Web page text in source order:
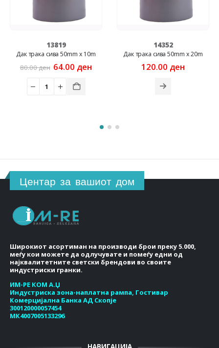
x 10m
Current
64.00 ден.
Дак трака сива 50mm x 20m
120.00
Дуплофан трака со
Центар за вашиот дом
Широкиот асортиман на производи брои преку 5.000,
меѓу кои можете да одлучувате и помеѓу едни од
најквалитетните светски брендови во своите
индустриски гранки.
ИМ-РЕ КОМ А.Џ
Индустриска зона-наплатна рампа, Гостивар
Комерцијална Банка АД Скопје
300120000057454
МК4007005133296